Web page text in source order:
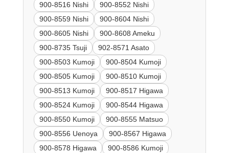
900-8516 Nishi
900-8552 Nishi
900-8559 Nishi
900-8604 Nishi
900-8605 Nishi
900-8608 Ameku
900-8735 Tsuji
902-8571 Asato
900-8503 Kumoji
900-8504 Kumoji
900-8505 Kumoji
900-8510 Kumoji
900-8513 Kumoji
900-8517 Higawa
900-8524 Kumoji
900-8544 Higawa
900-8550 Kumoji
900-8555 Matsuo
900-8556 Uenoya
900-8567 Higawa
900-8578 Higawa
900-8586 Kumoji